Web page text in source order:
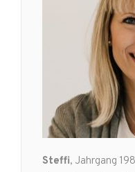
Steffi, Jahrgang